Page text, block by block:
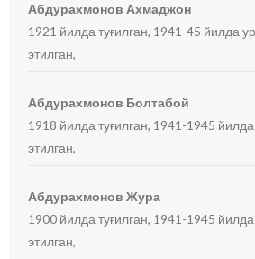
Абдурахмонов Ахмаджон
1921 йилда туғилган, 1941-45 йилда
этилган,
Абдурахмонов Болтабой
1918 йилда туғилган, 1941-1945
этилган,
Абдурахмонов Жура
1900 йилда туғилган, 1941-1945
этилган,